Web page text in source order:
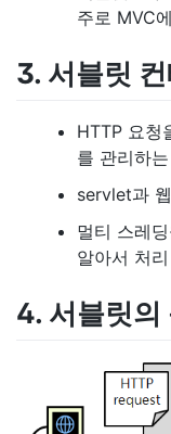
주로 MVC
3. 서블릿
HTTP 요청
를 관리하
servlet과
멀티 스레
알아서 처리
4. 서블릿의